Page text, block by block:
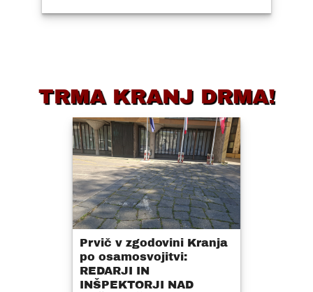
TRMA KRANJ DRMA!
Prvič v zgodovini Kranja
po osamosvojitvi:
REDARJI IN
INŠPEKTORJI NAD